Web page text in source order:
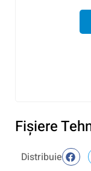
Fişiere
Distribuie